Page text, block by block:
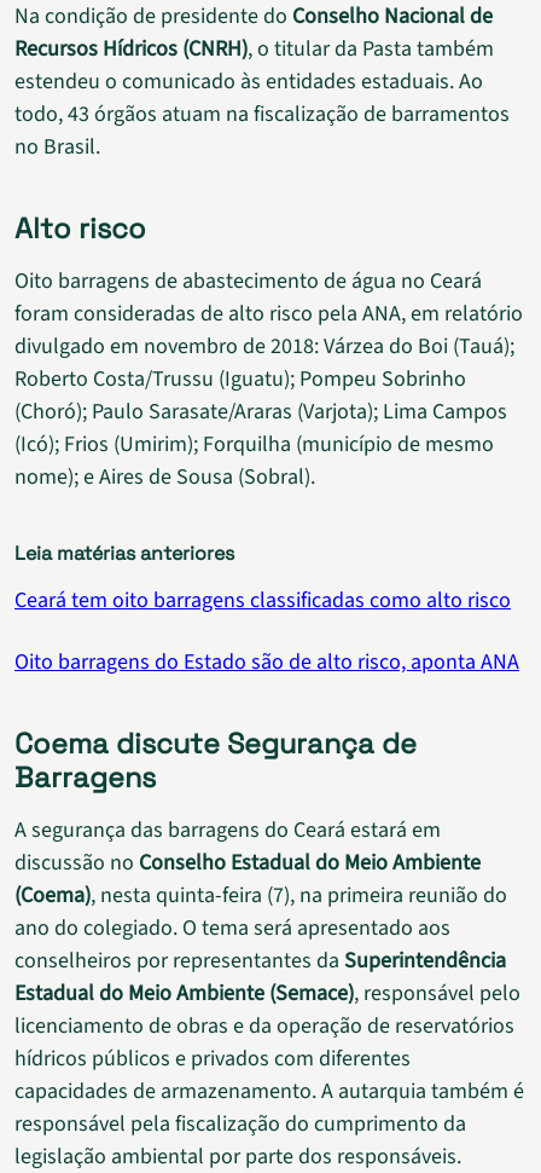
Na condição de presidente do Conselho Nacional de
Recursos Hídricos (CNRH), o titular da Pasta também
estendeu o comunicado às entidades estaduais. Ao
todo, 43 órgãos atuam na fiscalização de barramentos
no Brasil.
Alto risco
Oito barragens de abastecimento de água no Ceará
foram consideradas de alto risco pela ANA, em relatório
divulgado em novembro de 2018: Várzea do Boi (Tauá);
Roberto Costa/Trussu (Iguatu); Pompeu Sobrinho
(Choró); Paulo Sarasate/Araras (Varjota); Lima Campos
(Icó); Frios (Umirim); Forquilha (município de mesmo
nome); e Aires de Sousa (Sobral).
Leia matérias anteriores
Ceará tem oito barragens classificadas como alto risco
Oito barragens do Estado são de alto risco, aponta ANA
Coema discute Segurança de
Barragens
A segurança das barragens do Ceará estará em
discussão no Conselho Estadual do Meio Ambiente
(Coema), nesta quinta-feira (7), na primeira reunião do
ano do colegiado. O tema será apresentado aos
conselheiros por representantes da Superintendência
Estadual do Meio Ambiente (Semace), responsável pelo
licenciamento de obras e da operação de reservatórios
hídricos públicos e privados com diferentes
capacidades de armazenamento. A autarquia também é
responsável pela fiscalização do cumprimento da
legislação ambiental por parte dos responsáveis.